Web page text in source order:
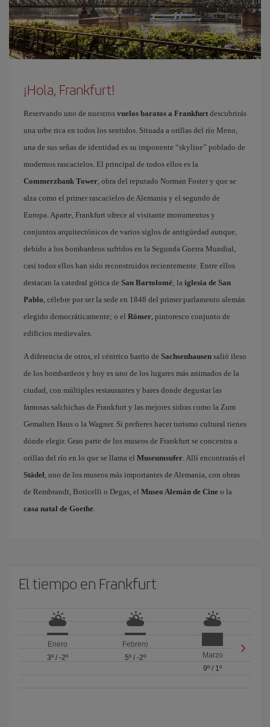
¡Hola, Frankfurt!
Reservando uno de nuestros vuelos baratos a Frankfurt descubrirás
una urbe rica en todos los sentidos. Situada a orillas del río Meno,
una de sus señas de identidad es su imponente “skyline” poblado de
modernos rascacielos. El principal de todos ellos es la
Commerzbank Tower , obra del reputado Norman Foster y que se
alza como el primer rascacielos de Alemania y el segundo de
Europa. Aparte, Frankfurt ofrece al visitante monumentos y
conjuntos arquitectónicos de varios siglos de antigüedad aunque,
debido a los bombardeos sufridos en la Segunda Guerra Mundial,
casi todos ellos han sido reconstruidos recientemente. Entre ellos
destacan la catedral gótica de San Bartolomé; la iglesia de San
Pablo , célebre por ser la sede en 1848 del primer parlamento alemán
elegido democráticamente; o el Römer , pintoresco conjunto de
edificios medievales.
A diferencia de otros, el céntrico barrio de Sachsenhausen salió ileso
de los bombardeos y hoy es uno de los lugares más animados de la
ciudad, con múltiples restaurantes y bares donde degustar las
famosas salchichas de Frankfurt y las mejores sidras como la Zum
Gemalten Haus o la Wagner. Si prefieres hacer turismo cultural tienes
dónde elegir. Gran parte de los museos de Frankfurt se concentra a
orillas del río en lo que se llama el Museumsufer . Allí encontrarás el
Städel , uno de los museos más importantes de Alemania, con obras
de Rembrandt, Boticelli o Degas, el Museo Alemán de Cine o la
casa natal de Goethe
El tiempo en Frankfurt
Enero
3º/ -2º
Febrero
5º/ -2º
Marzo
9º / 1º